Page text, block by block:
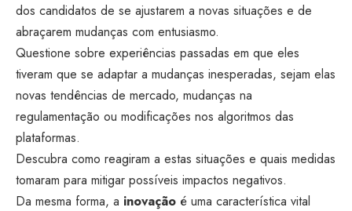
dos candidatos de se ajustarem a novas situações e de
abraçarem mudanças com entusiasmo.
Questione sobre experiências passadas em que eles
tiveram que se adaptar a mudanças inesperadas, sejam elas
novas tendências de mercado, mudanças na
regulamentação ou modificações nos algoritmos das
plataformas.
Descubra como reagiram a estas situações e quais medidas
tomaram para mitigar possíveis impactos negativos.
Da mesma forma, a inovação é uma característica vital